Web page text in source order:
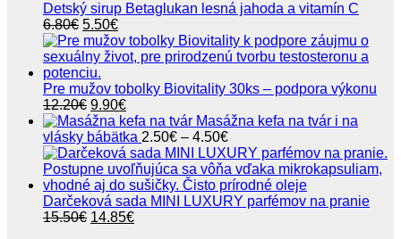
Detský sirup Betaglukan lesná jahoda a vitamín C
6.80€ Pôvodná
cena
bola:
6.80€.
5.50€Aktuálna
cena
je:
Pre mužov tobolky Biovitality 30ks – podpora výkonu
12.20€ Pôvodná
cena
bola:
12.20€.
9.90€Aktuálna
cena
je:
9.90€.
Masážna kefa na tvár i na
vlásky bábätka 2.50€ – 4.50€Price
range:
2.50€
through
4.50€
Darčeková sada MINI LUXURY parfémov na pranie
15.50€ Pôvodná
14.85€Aktuálna